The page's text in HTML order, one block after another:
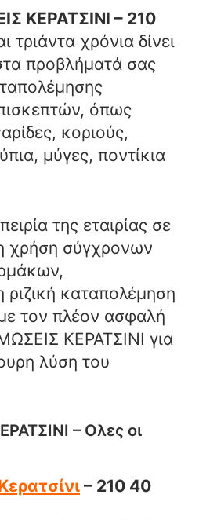
ΚΕΡΑΤΣΙΝΙ – 210
τριάντα χρόνια δίνει
προβλήματά σας
όπως
κοριούς,
μύγες, ποντίκια
της εταιρίας σε
χρήση σύγχρονων
ριζική καταπολέμηση
τον πλέον ασφαλή
ΚΕΡΑΤΣΙΝΙ για
λύση του
– Ολες οι
– 210 40